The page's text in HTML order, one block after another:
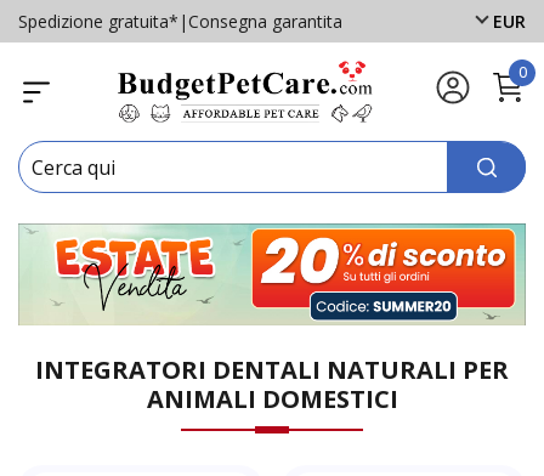
Spedizione gratuita* |Consegna garantita EUR
0
INTEGRATORI DENTALI NATURALI PER
ANIMALI DOMESTICI